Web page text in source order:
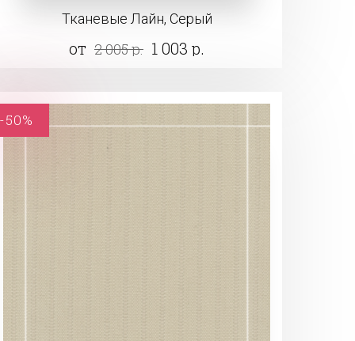
Тканевые Лайн, Серый
от 2 005 р. 1 003 р.
-50%